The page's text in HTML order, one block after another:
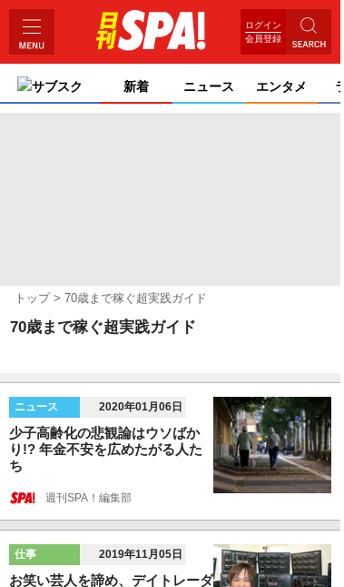
ログイン
会員登録
サブスク 新着 ニュース エンタメ
トップ 70歳まで稼ぐ超実践ガイド
70歳まで稼ぐ超実践ガイド
ニュース 2020年01月06日
少子高齢化の悲観論はウソばか
り!? 年金不安を広めたがる人た
ち
週刊SPA！編集部
仕事 2019年11月05日
お笑い芸人を諦め、デイトレーダ